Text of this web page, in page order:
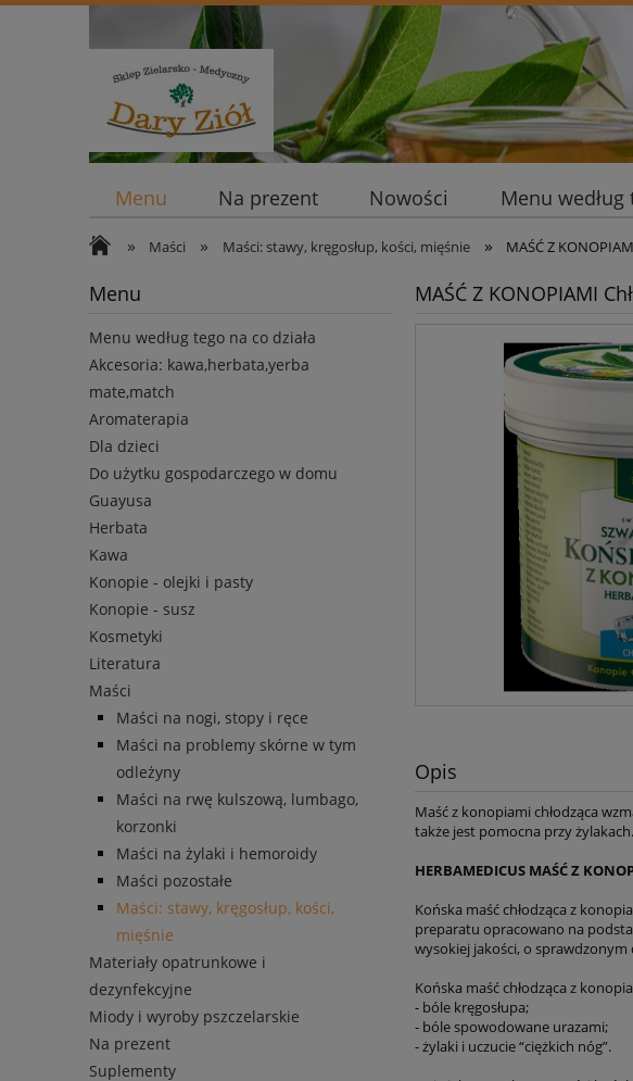
Menu Na prezent Nowości Menu według
» Maści » Maści: stawy, kręgosłup, kości, mięśnie » MAŚĆ Z
Menu
Menu według tego na co działa
Akcesoria: kawa,herbata,yerba
mate,match
Aromaterapia
Dla dzieci
Do użytku gospodarczego w domu
Guayusa
Herbata
Kawa
Konopie - olejki i pasty
Konopie - susz
Kosmetyki
Literatura
Maści
Maści na nogi, stopy i ręce
Maści na problemy skórne w tym
odleżyny
Maści na rwę kulszową, lumbago,
korzonki
Maści na żylaki i hemoroidy
Maści pozostałe
Maści: stawy, kręgosłup, kości,
mięśnie
Materiały opatrunkowe i
dezynfekcyjne
Miody i wyroby pszczelarskie
Na prezent
Suplementy
MAŚĆ Z KONOPIAMI
Opis
Maść z konopiami chłodząca
także jest pomocna przy żylakach.
HERBAMEDICUS MAŚĆ Z
Końska maść chłodząca z
preparatu opracowano na
wysokiej jakości, o sprawdzonym
Końska maść chłodząca z
- bóle kręgosłupa;
- bóle spowodowane urazami;
- żylaki i uczucie “ciężkich nóg”.